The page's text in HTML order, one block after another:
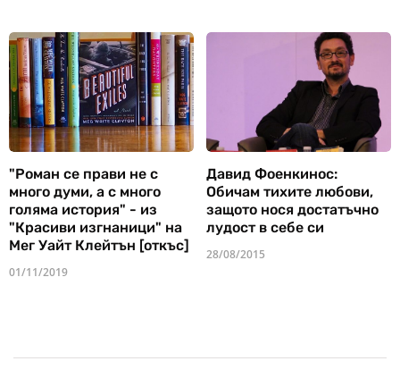
"Роман се прави не с
много думи, а с много
голяма история" - из
"Красиви изгнаници" на
Мег Уайт Клейтън [откъс]
01/11/2019
Давид Фоенкинос:
Обичам тихите любови,
защото нося достатъчно
лудост в себе си
28/08/2015